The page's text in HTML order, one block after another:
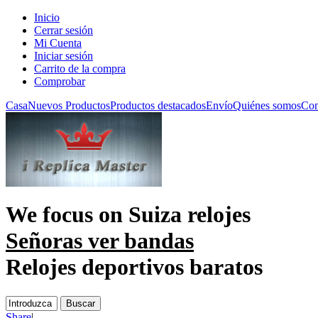
Inicio
Cerrar sesión
Mi Cuenta
Iniciar sesión
Carrito de la compra
Comprobar
CasaNuevos ProductosProductos destacadosEnvíoQuiénes somos
We focus on Suiza relojes
Señoras ver bandas
Relojes deportivos baratos